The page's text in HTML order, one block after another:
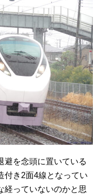
避を念頭に置いている
付き2面4線となってい
経っていないのかと思